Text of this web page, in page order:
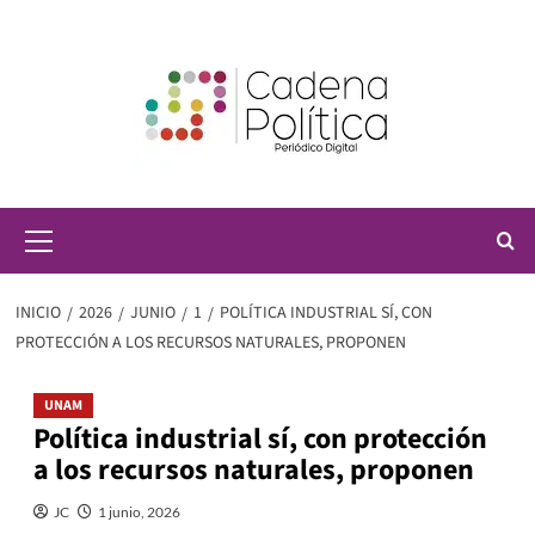
principal
INICIO 2026 JUNIO 1
POLÍTICA INDUSTRIAL SÍ, CON
PROTECCIÓN A LOS RECURSOS NATURALES, PROPONEN
UNAM
Política industrial sí, con protección
a los recursos naturales, proponen
JC 1 junio, 2026